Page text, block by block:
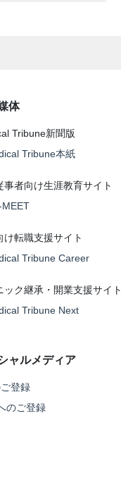
体
Tribune新聞版
Tribune本紙
事者向け生涯教育サイト
MEET
け転職支援サイト
Tribune Career
ック継承・開業支援サイト
Tribune Next
ャルメディア
登録
のご登録